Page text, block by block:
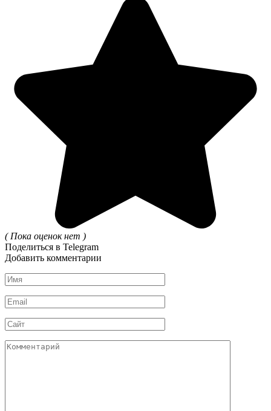
( Пока оценок нет )
Поделиться в Telegram
Добавить комментарии
Имя
*
Email
*
Сайт
Комментарий